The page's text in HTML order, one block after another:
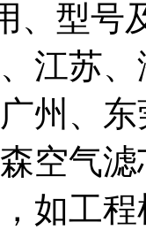
、型号
江苏
州、
空气
如工